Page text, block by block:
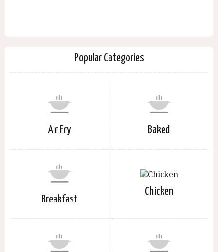
Popular Categories
Air Fry Baked
Breakfast
Chicken